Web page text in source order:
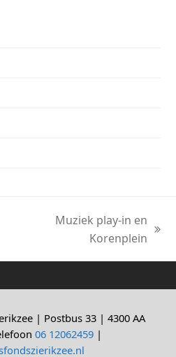
Muziek play-in en
Korenplein
| Postbus 33 | 4300 AA
06 12062459 |